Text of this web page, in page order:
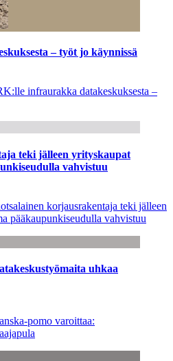
– työt jo käynnissä
infraurakka datakeskuksesta –
teki jälleen yrityskaupat
vahvistuu
korjausrakentaja teki jälleen
pääkaupunkiseudulla vahvistuu
uhkaa
pomo varoittaa: